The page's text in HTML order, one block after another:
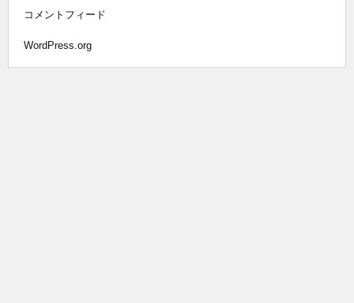
コメントフィード
WordPress.org